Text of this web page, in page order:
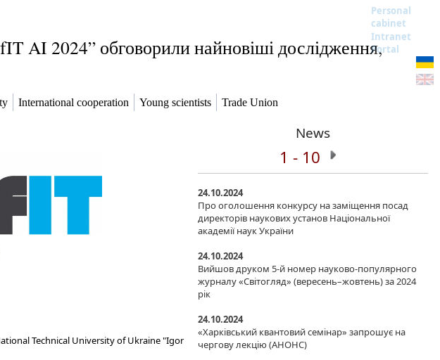
Personal
cabinet
Intranet
Portal
AI 2024” обговорили найновіші дослідження,
International cooperation Young scientists Trade Union
Technical University of Ukraine "Igor
News
1 - 10
24.10.2024
Про оголошення конкурсу на заміщення посад
директорів наукових установ Національної
академії наук України
24.10.2024
Вийшов друком 5-й номер науково-популярного
журналу «Світогляд» (вересень–жовтень) за 2024
рік
24.10.2024
«Харківський квантовий семінар» запрошує на
чергову лекцію (АНОНС)